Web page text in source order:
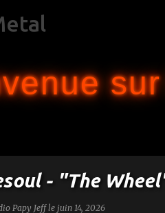
- "The
Papy Jeff le juin 14, 2026